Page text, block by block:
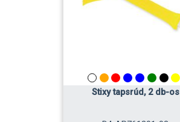
Stixy tapsrúd, 2 db-os